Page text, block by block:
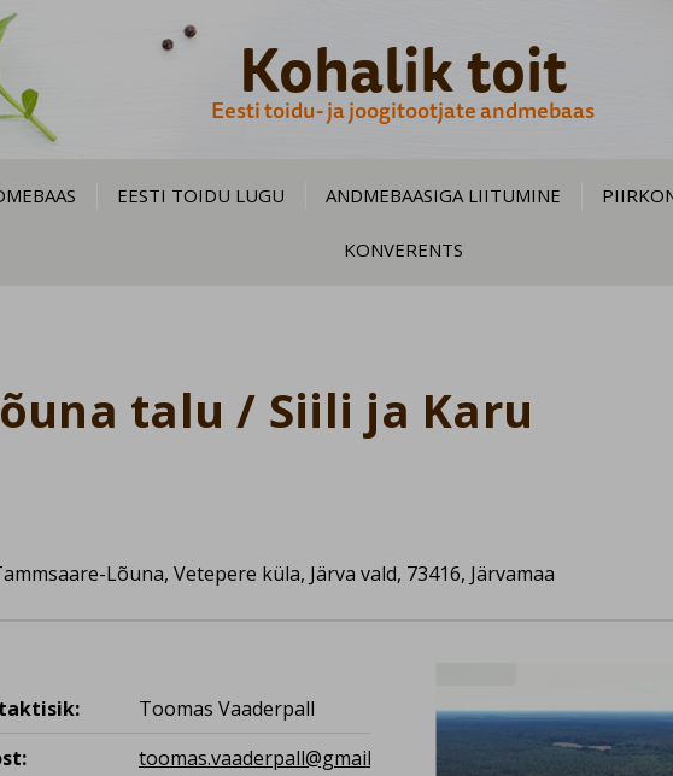
Kohalik toit
Eesti toidu- ja joogitootjate andmebaas
EESTI TOIDU LUGU ANDMEBAASIGA LIITUMINE
KONVERENTS
talu / Siili ja Karu
Lõuna, Vetepere küla, Järva vald, 73416, Järvamaa
Toomas Vaaderpall
toomas.vaaderpall@gmail.com